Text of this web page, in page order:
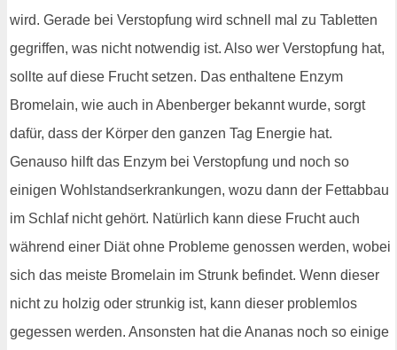
wird. Gerade bei Verstopfung wird schnell mal zu Tabletten
gegriffen, was nicht notwendig ist. Also wer Verstopfung hat,
sollte auf diese Frucht setzen. Das enthaltene Enzym
Bromelain, wie auch in Abenberger bekannt wurde, sorgt
dafür, dass der Körper den ganzen Tag Energie hat.
Genauso hilft das Enzym bei Verstopfung und noch so
einigen Wohlstandserkrankungen, wozu dann der Fettabbau
im Schlaf nicht gehört. Natürlich kann diese Frucht auch
während einer Diät ohne Probleme genossen werden, wobei
sich das meiste Bromelain im Strunk befindet. Wenn dieser
nicht zu holzig oder strunkig ist, kann dieser problemlos
gegessen werden. Ansonsten hat die Ananas noch so einige